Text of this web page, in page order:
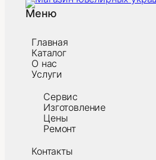
Меню
Главная
Каталог
О нас
Услуги
Сервис
Изготовление
Цены
Ремонт
Контакты